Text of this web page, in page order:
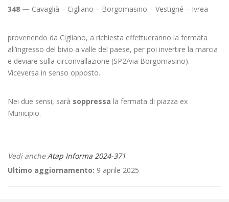
348 — Cavaglià – Cigliano – Borgomasino – Vestigné – Ivrea
provenendo da Cigliano, a richiesta effettueranno la fermata
all’ingresso del bivio a valle del paese, per poi invertire la marcia
e deviare sulla circonvallazione (SP2/via Borgomasino).
Viceversa in senso opposto.
Nei due sensi, sarà soppressa la fermata di piazza ex
Municipio.
Vedi ancheAtap Informa 2024-371
Ultimo aggiornamento: 9 aprile 2025